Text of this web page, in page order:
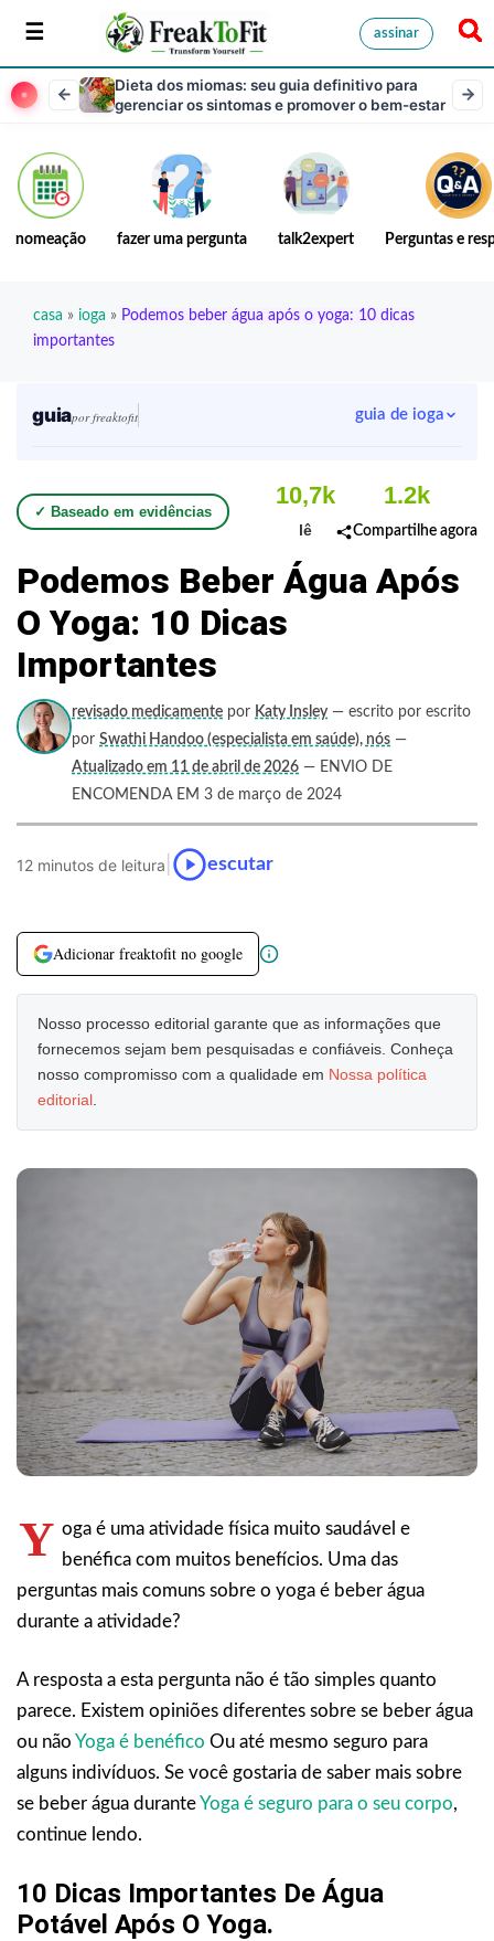
assinar
Dieta dos miomas: seu guia definitivo para
gerenciar os sintomas e promover o bem-estar
nomeação fazer uma pergunta talk2expert Perguntas e
casa » ioga » Podemos beber água após o yoga: 10 dicas
importantes
guiapor freaktofit guia de ioga
✓ Baseado em evidências
10,7k
lê
1.2k
Compartilhe agora
Podemos Beber Água Após
O Yoga: 10 Dicas
Importantes
revisado medicamente por Katy Insley — escrito por escrito
por Swathi Handoo (especialista em saúde), nós —
Atualizado em 11 de abril de 2026 — ENVIO DE
ENCOMENDA EM 3 de março de 2024
12 minutos de leitura escutar
Adicionar freaktofit no google
Nosso processo editorial garante que as informações que
fornecemos sejam bem pesquisadas e confiáveis. Conheça
nosso compromisso com a qualidade em Nossa política
editorial
Y oga é uma atividade física muito saudável e
benéfica com muitos benefícios. Uma das
perguntas mais comuns sobre o yoga é beber água
durante a atividade?
A resposta a esta pergunta não é tão simples quanto
parece. Existem opiniões diferentes sobre se beber água
ou não Yoga é benéfico Ou até mesmo seguro para
alguns indivíduos. Se você gostaria de saber mais sobre
se beber água duranteYoga é seguro para o seu corpo,
continue lendo.
10 Dicas Importantes De Água
Potável Após O Yoga.